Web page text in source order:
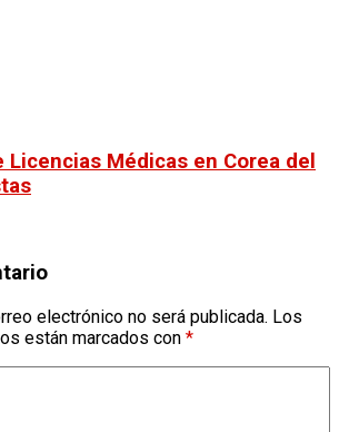
Licencias Médicas en Corea del
electrónico no será publicada. Los
están marcados con *